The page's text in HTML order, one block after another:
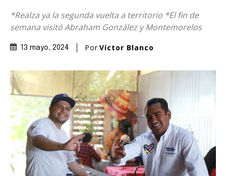
*Realza ya la segunda vuelta a territorio *El fin de
semana visitó Abraham González y Montemorelos
13 mayo, 2024 PorVíctor Blanco